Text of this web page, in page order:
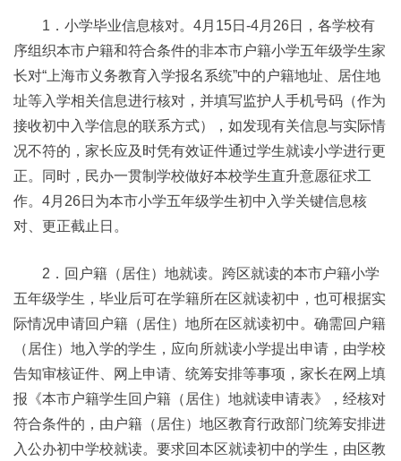
1．小学毕业信息核对。4月15日-4月26日，各学校有
序组织本市户籍和符合条件的非本市户籍小学五年级学生家
长对“上海市义务教育入学报名系统”中的户籍地址、居住地
址等入学相关信息进行核对，并填写监护人手机号码（作为
接收初中入学信息的联系方式），如发现有关信息与实际情
况不符的，家长应及时凭有效证件通过学生就读小学进行更
正。同时，民办一贯制学校做好本校学生直升意愿征求工
作。4月26日为本市小学五年级学生初中入学关键信息核
对、更正截止日。
2．回户籍（居住）地就读。跨区就读的本市户籍小学
五年级学生，毕业后可在学籍所在区就读初中，也可根据实
际情况申请回户籍（居住）地所在区就读初中。确需回户籍
（居住）地入学的学生，应向所就读小学提出申请，由学校
告知审核证件、网上申请、统筹安排等事项，家长在网上填
报《本市户籍学生回户籍（居住）地就读申请表》，经核对
符合条件的，由户籍（居住）地区教育行政部门统筹安排进
入公办初中学校就读。要求回本区就读初中的学生，由区教